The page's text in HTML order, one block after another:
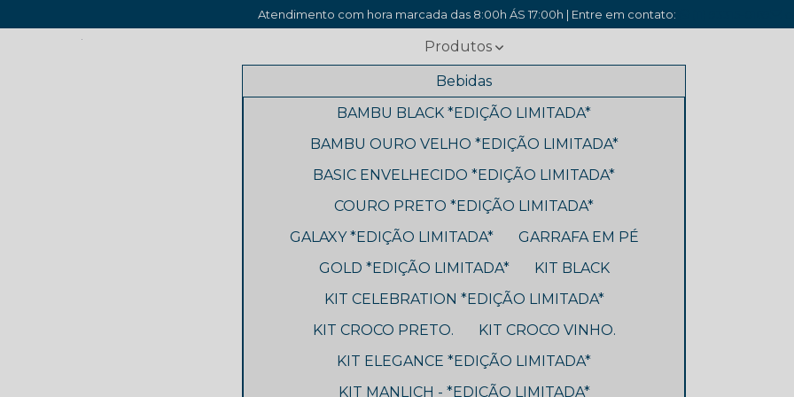
Atendimento com hora marcada das 8:00h ÁS 17:00h | Entre em contato:
Produtos
Bebidas
BAMBU BLACK *EDIÇÃO LIMITADA*
BAMBU OURO VELHO *EDIÇÃO LIMITADA*
BASIC ENVELHECIDO *EDIÇÃO LIMITADA*
COURO PRETO *EDIÇÃO LIMITADA*
GALAXY *EDIÇÃO LIMITADA*
GARRAFA EM PÉ
GOLD *EDIÇÃO LIMITADA*
KIT BLACK
KIT CELEBRATION *EDIÇÃO LIMITADA*
KIT CROCO PRETO.
KIT CROCO VINHO.
KIT ELEGANCE *EDIÇÃO LIMITADA*
KIT MANLICH - *EDIÇÃO LIMITADA*